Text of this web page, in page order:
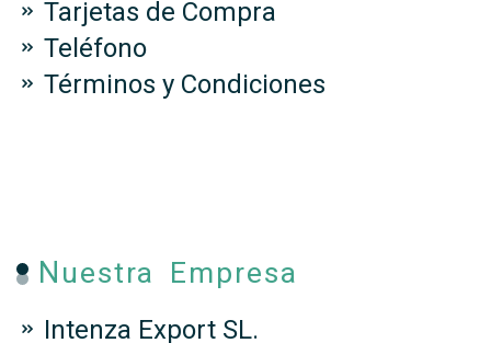
Tarjetas de Compra
Teléfono
Términos y Condiciones
Nuestra Empresa
Intenza Export SL.